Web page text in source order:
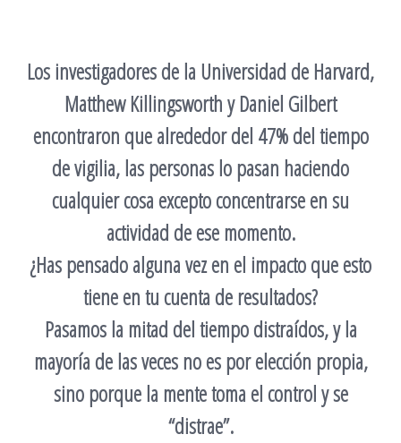
Los investigadores de la Universidad de Harvard,
Matthew Killingsworth y Daniel Gilbert
encontraron que alrededor del 47% del tiempo
de vigilia, las personas lo pasan haciendo
cualquier cosa excepto concentrarse en su
actividad de ese momento.
¿Has pensado alguna vez en el impacto que esto
tiene en tu cuenta de resultados?
Pasamos la mitad del tiempo distraídos, y la
mayoría de las veces no es por elección propia,
sino porque la mente toma el control y se
“distrae”.